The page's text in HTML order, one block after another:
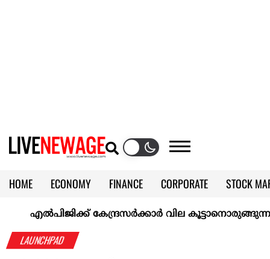
HOME ECONOMY FINANCE CORPORATE
STOCK
CALENDAR
KERALA @70
എല്‍പിജിക്ക് കേന്ദ്രസർക്കാർ വില കൂട്ടാനൊരുങ്ങുന്നുവെന്ന്
LAUNCHPAD